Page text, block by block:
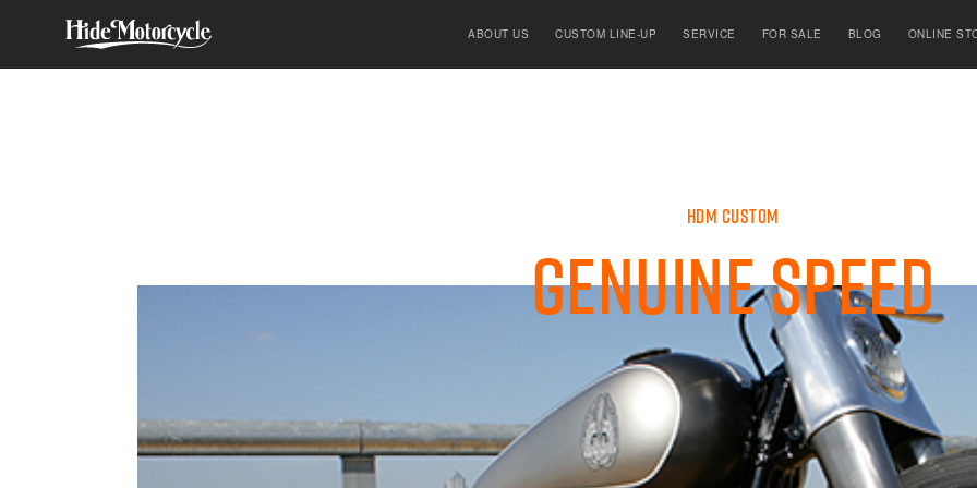
ABOUT US CUSTOM LINE-UP SERVICE FOR SALE BLOG ONLINE
SPORTSTER
HDM CUSTOM
GENUINE SPEED